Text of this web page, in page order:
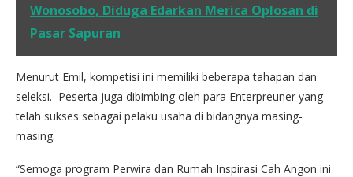
Wonosobo, Diduga Edarkan Merica Oplosan di
Pasar Sapuran
Menurut Emil, kompetisi ini memiliki beberapa tahapan dan
seleksi. Peserta juga dibimbing oleh para Enterpreuner yang
telah sukses sebagai pelaku usaha di bidangnya masing-
masing.
“Semoga program Perwira dan Rumah Inspirasi Cah Angon ini